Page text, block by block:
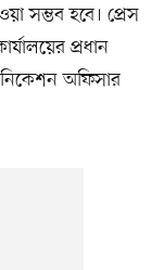
সম্ভব হবে। প্রেস
প্রধান
অফিসার